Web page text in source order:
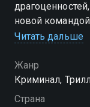
новой
крупнейшей
Читать дальше
Жанр
Криминал,
Страна